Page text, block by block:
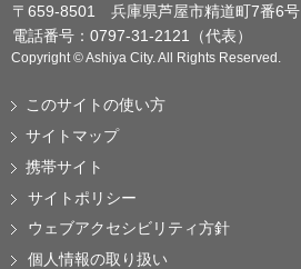
〒659-8501 兵庫県芦屋市精道町7番6号
電話番号：0797-31-2121（代表）
Copyright © Ashiya City. All Rights Reserved.
このサイトの使い方
サイトマップ
携帯サイト
サイトポリシー
ウェブアクセシビリティ方針
個人情報の取り扱い